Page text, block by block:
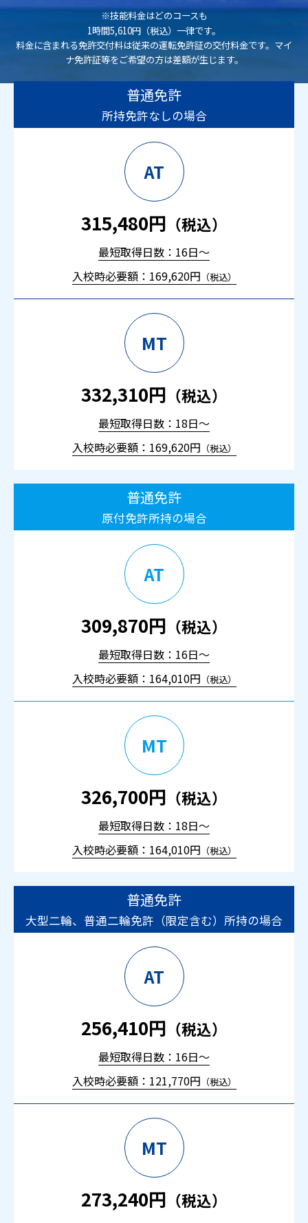
※技能料金はどのコースも
1時間5,610円（税込）一律です。
料金に含まれる免許交付料は従来の運転免許証の交付料金です。マイ
ナ免許証等をご希望の方は差額が生じます。
普通免許
所持免許なしの場合
AT
315,480円 （税込）
最短取得日数：16日～
入校時必要額：169,620円 （税込）
MT
332,310円 （税込）
最短取得日数：18日～
入校時必要額：169,620円 （税込）
普通免許
原付免許所持の場合
AT
309,870円 （税込）
最短取得日数：16日～
入校時必要額：164,010円 （税込）
MT
326,700円 （税込）
最短取得日数：18日～
入校時必要額：164,010円 （税込）
普通免許
大型二輪、普通二輪免許（限定含む）所持の場合
AT
256,410円 （税込）
最短取得日数：16日～
入校時必要額：121,770円 （税込）
MT
273,240円 （税込）